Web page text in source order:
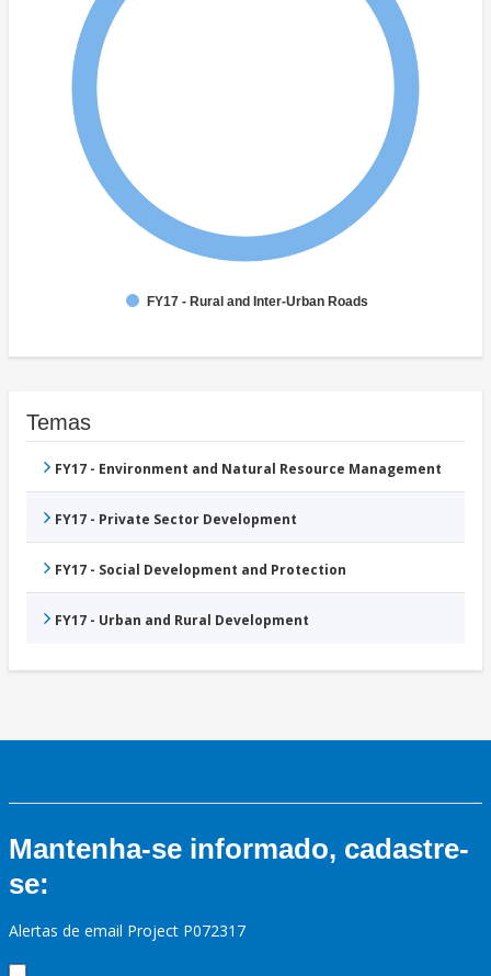
FY17 - Rural and Inter-Urban Roads
Temas
FY17 - Environment and Natural Resource Management
FY17 - Private Sector Development
FY17 - Social Development and Protection
FY17 - Urban and Rural Development
Mantenha-se informado, cadastre-
se:
Alertas de email Project P072317